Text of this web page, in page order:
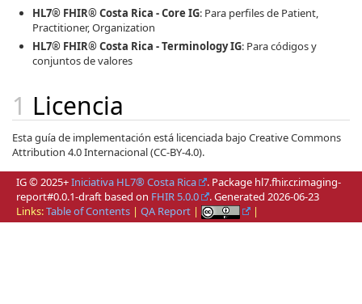
HL7® FHIR® Costa Rica - Core IG: Para perfiles de Patient,
Practitioner, Organization
HL7® FHIR® Costa Rica - Terminology IG: Para códigos y
conjuntos de valores
Licencia
Esta guía de implementación está licenciada bajo Creative Commons
Attribution 4.0 Internacional (CC-BY-4.0).
IG © 2025+Iniciativa HL7® Costa Rica
. Package hl7.fhir.cr.imaging-
report#0.0.1-draft based on FHIR 5.0.0 . Generated 2026-06-23
Links:Table of Contents | QA Report | |